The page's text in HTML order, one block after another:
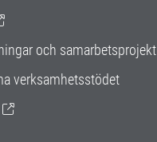
och samarbetsprojekt
verksamhetsstödet